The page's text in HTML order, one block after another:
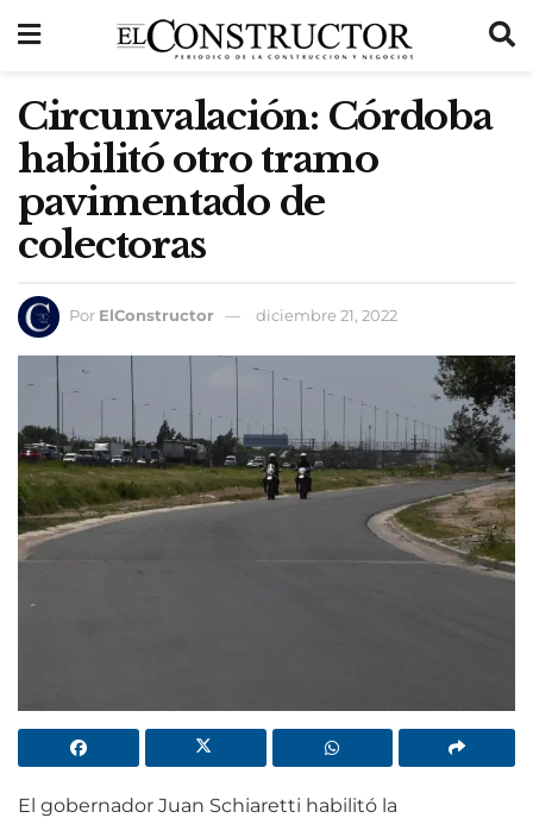
Circunvalación: Córdoba
habilitó otro tramo
pavimentado de
colectoras
Por ElConstructor diciembre 21, 2022
El gobernador Juan Schiaretti habilitó la